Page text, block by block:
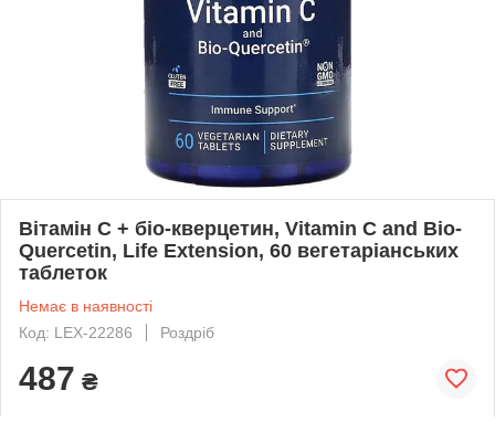
Вітамін С + біо-кверцетин, Vitamin C and Bio-
Quercetin, Life Extension, 60 вегетаріанських
таблеток
Немає в наявності
Код: LEX-22286
Роздріб
487 ₴